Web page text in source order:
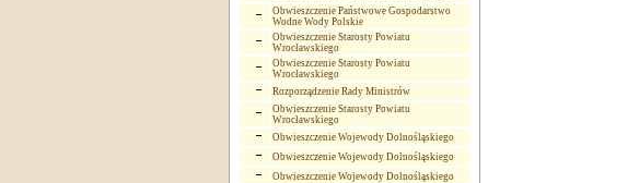
Obwieszczenie Państwowe Gospodarstwo
Wodne Wody Polskie
Obwieszczenie Starosty Powiatu
Wrocławskiego
Obwieszczenie Starosty Powiatu
Wrocławskiego
Rozporządzenie Rady Ministrów
Obwieszczenie Starosty Powiatu
Wrocławskiego
Obwieszczenie Wojewody Dolnośląskiego
Obwieszczenie Wojewody Dolnośląskiego
Obwieszczenie Wojewody Dolnośląskiego